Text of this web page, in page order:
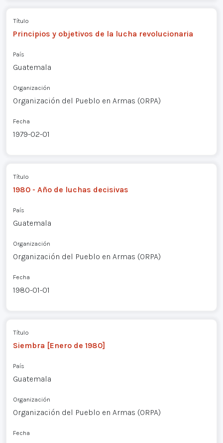
Título
Principios y objetivos de la lucha revolucionaria
País
Guatemala
Organización
Organización del Pueblo en Armas (ORPA)
Fecha
1979-02-01
Título
1980 - Año de luchas decisivas
País
Guatemala
Organización
Organización del Pueblo en Armas (ORPA)
Fecha
1980-01-01
Título
Siembra [Enero de 1980]
País
Guatemala
Organización
Organización del Pueblo en Armas (ORPA)
Fecha